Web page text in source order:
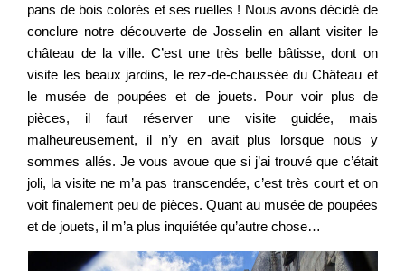
pans de bois colorés et ses ruelles ! Nous avons décidé de
conclure notre découverte de Josselin en allant visiter le
château de la ville. C’est une très belle bâtisse, dont on
visite les beaux jardins, le rez-de-chaussée du Château et
le musée de poupées et de jouets. Pour voir plus de
pièces, il faut réserver une visite guidée, mais
malheureusement, il n’y en avait plus lorsque nous y
sommes allés. Je vous avoue que si j’ai trouvé que c’était
joli, la visite ne m’a pas transcendée, c’est très court et on
voit finalement peu de pièces. Quant au musée de poupées
et de jouets, il m’a plus inquiétée qu’autre chose…